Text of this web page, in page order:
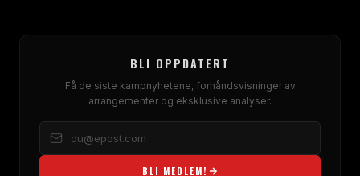
BLI OPPDATERT
Få de siste kampnyhetene, forhåndsvisninger av
arrangementer og eksklusive analyser.
BLI MEDLEM!